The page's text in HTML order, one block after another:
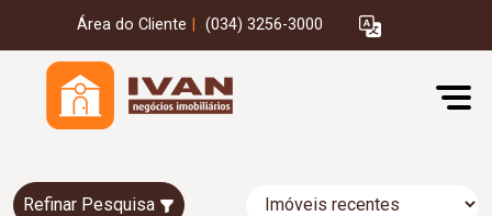
Área do Cliente (034) 3256-3000
Refinar Pesquisa